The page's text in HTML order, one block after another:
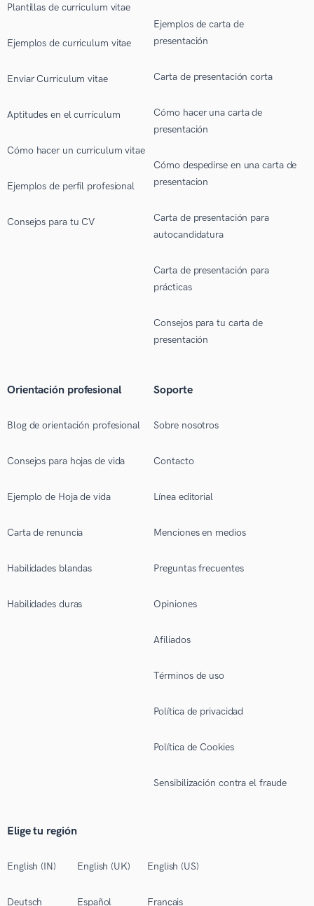
Plantillas de curriculum vitae
Ejemplos de curriculum vitae
Enviar Curriculum vitae
Aptitudes en el currículum
Cómo hacer un curriculum vitae
Ejemplos de perfil profesional
Consejos para tu CV
Ejemplos de carta de
presentación
Carta de presentación corta
Cómo hacer una carta de
presentación
Cómo despedirse en una carta de
presentacion
Carta de presentación para
autocandidatura
Carta de presentación para
prácticas
Consejos para tu carta de
presentación
Orientación profesional
Blog de orientación profesional
Consejos para hojas de vida
Ejemplo de Hoja de vida
Carta de renuncia
Habilidades blandas
Habilidades duras
Soporte
Sobre nosotros
Contacto
Línea editorial
Menciones en medios
Preguntas frecuentes
Opiniones
Afiliados
Términos de uso
Política de privacidad
Política de Cookies
Sensibilización contra el fraude
Elige tu región
English (IN) English (UK) English (US)
Deutsch Español Français